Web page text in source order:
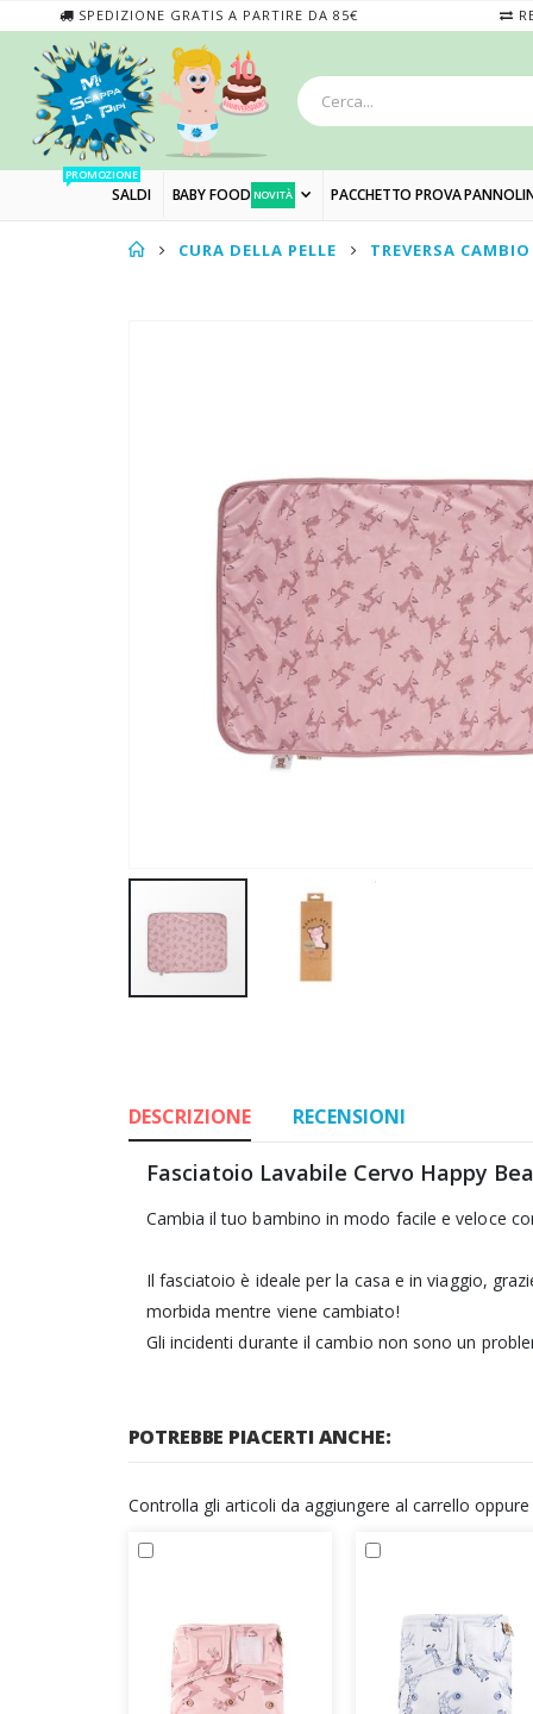
SPEDIZIONE GRATIS A PARTIRE DA 85€
SALDI
PROMOZIONE
BABY FOOD NOVITÀ PACCHETTO PROVA
CURA DELLA PELLE TREVERSA CAMBIO
DESCRIZIONE
Fasciatoio Lavabile Cervo Happy
Cambia il tuo bambino in modo facile e veloce
Il fasciatoio è ideale per la casa e in viaggio,
morbida mentre viene cambiato!
Gli incidenti durante il cambio non sono un
RECENSIONI
POTREBBE PIACERTI ANCHE:
Controlla gli articoli da aggiungere al carrello oppure